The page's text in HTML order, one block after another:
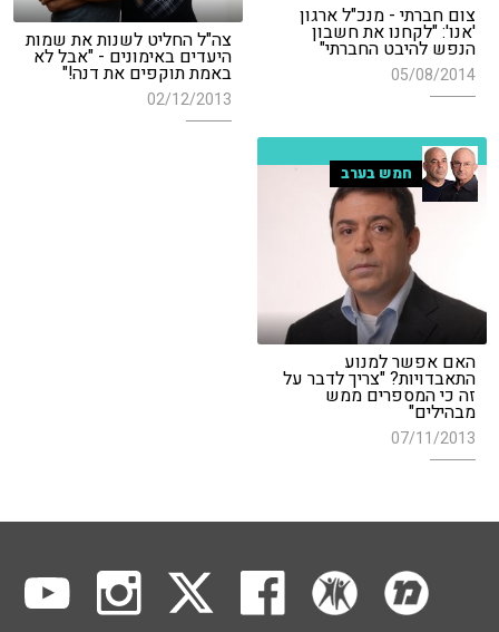
צום חברתי - מנכ"ל ארגון
'אנו': "לקחנו את חשבון
הנפש להיבט החברתי"
05/08/2014
צה"ל החליט לשנות את שמות
היעדים באימונים - "אבל לא
באמת תוקפים את דנה!"
02/12/2013
חמש בערב
האם אפשר למנוע
התאבדויות? "צריך לדבר על
זה כי המספרים ממש
מבהילים"
07/11/2013